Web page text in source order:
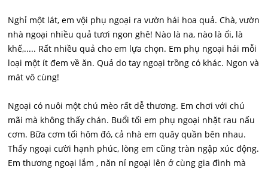
Nghỉ một lát, em vội phụ ngoại ra vườn hái hoa quả. Chà, vườn
nhà ngoại nhiều quả tươi ngon ghê! Nào là na, nào là ổi, là
khế,..... Rất nhiều quả cho em lựa chọn. Em phụ ngoại hái mỗi
loại một ít đem về ăn. Quả do tay ngoại trồng có khác. Ngon và
mát vô cùng!
Ngoại có nuôi một chú mèo rất dễ thương. Em chơi với chú
mãi mà không thấy chán. Buổi tối em phụ ngoại nhặt rau nấu
cơm. Bữa cơm tối hôm đó, cả nhà em quây quần bên nhau.
Thấy ngoại cười hạnh phúc, lòng em cũng tràn ngập xúc động.
Em thương ngoại lắm , năn nỉ ngoại lên ở cùng gia đình mà